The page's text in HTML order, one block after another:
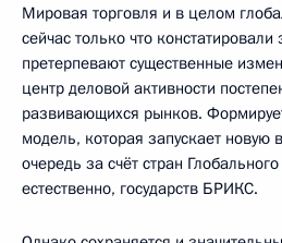
Мировая торговля и в целом
сейчас только что констатировали
претерпевают существенные
центр деловой активности
развивающихся рынков.
модель, которая запускает новую
очередь за счёт стран
естественно, государств БРИКС.